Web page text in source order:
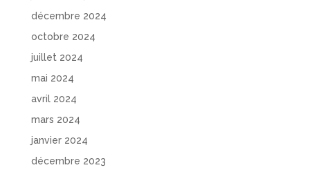
décembre 2024
octobre 2024
juillet 2024
mai 2024
avril 2024
mars 2024
janvier 2024
décembre 2023